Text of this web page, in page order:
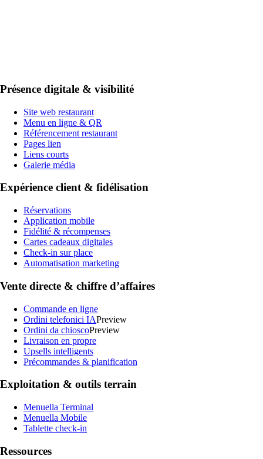
Présence digitale & visibilité
Site web restaurant
Menu en ligne & QR
Référencement restaurant
Pages lien
Liens courts
Galerie média
Expérience client & fidélisation
Réservations
Application mobile
Fidélité & récompenses
Cartes cadeaux digitales
Check-in sur place
Automatisation marketing
Vente directe & chiffre d’affaires
Commande en ligne
Ordini telefonici IAPreview
Ordini da chioscoPreview
Livraison en propre
Upsells intelligents
Précommandes & planification
Exploitation & outils terrain
Menuella Terminal
Menuella Mobile
Tablette check-in
Ressources